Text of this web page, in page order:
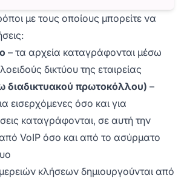
με τους οποίους μπορείτε να
– τα αρχεία καταγράφονται μέσω
δικτύου της εταιρείας
διαδικτυακού πρωτοκόλλου) –
εισερχόμενες όσο και για
καταγράφονται, σε αυτή την
VoIP όσο και από το ασύρματο
κλήσεων δημιουργούνται από